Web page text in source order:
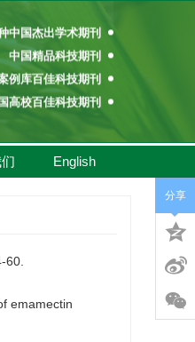
中国杰出学术期刊
中国精品科技期刊
例库百佳科技期刊
高校百佳科技期刊
校优秀学术期刊奖
高校精品科技期刊
中国杰出学术期刊
校优秀学术期刊奖
English
60.
emamectin
分享